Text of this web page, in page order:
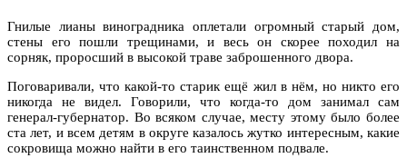
Гнилые лианы виноградника оплетали огромный старый дом,
стены его пошли трещинами, и весь он скорее походил на
сорняк, проросший в высокой траве заброшенного двора.
Поговаривали, что какой-то старик ещё жил в нём, но никто его
никогда не видел. Говорили, что когда-то дом занимал сам
генерал-губернатор. Во всяком случае, месту этому было более
ста лет, и всем детям в округе казалось жутко интересным, какие
сокровища можно найти в его таинственном подвале.